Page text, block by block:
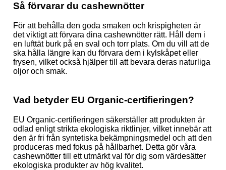
Så förvarar du cashewnötter
För att behålla den goda smaken och krispigheten är
det viktigt att förvara dina cashewnötter rätt. Håll dem i
en lufttät burk på en sval och torr plats. Om du vill att de
ska hålla längre kan du förvara dem i kylskåpet eller
frysen, vilket också hjälper till att bevara deras naturliga
oljor och smak.
Vad betyder EU Organic-certifieringen?
EU Organic-certifieringen säkerställer att produkten är
odlad enligt strikta ekologiska riktlinjer, vilket innebär att
den är fri från syntetiska bekämpningsmedel och att den
produceras med fokus på hållbarhet. Detta gör våra
cashewnötter till ett utmärkt val för dig som värdesätter
ekologiska produkter av hög kvalitet.